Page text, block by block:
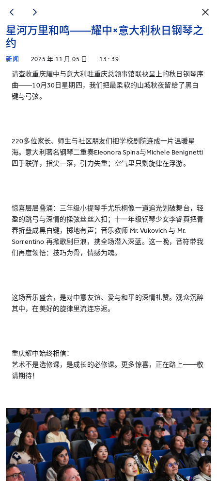
星河万里和鸣——耀中×意大利秋日钢琴之
约
新闻 2025 年 11 月 05 日 13 : 39
请查收重庆耀中与意大利驻重庆总领事馆联袂呈上的秋日钢琴序
曲——10月30日星期四，我们把最柔软的山城秋夜留给了黑白
键与弓弦。
220多位家长、师生与社区朋友们把学校剧院连成一片温暖星
海。意大利著名钢琴二重奏Eleonora Spina与Michele Benignetti
四手联弹，指尖一落，引力失重；空气里只剩旋律在浮游。
惊喜层层叠涌：三年级小提琴手尤乐桐像一道追光划破舞台，轻
盈的跳弓与深情的揉弦丝丝入扣；十一年级钢琴少女李睿藇把青
春折叠成黑白键，掷地有声；音乐教师 Mr. Vukovich 与 Mr.
Sorrentino 再掀歌剧巨浪，携全场潜入深蓝。这一晚，音符带我
们再度领悟：技巧为骨，情感为魂。
这场音乐盛会，是对中意友谊、爱与和平的深情礼赞。观众沉醉
其中，在美好的旋律里流连忘返。
重庆耀中始终相信：
艺术不是选修课，是成长的必修课。更多惊喜，正在路上——敬
请期待！